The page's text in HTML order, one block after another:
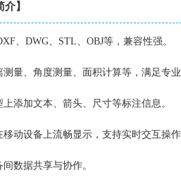
】
、DWG、STL、OBJ等，兼容性强。
量、角度测量、面积计算等，满足专业
添加文本、箭头、尺寸等标注信息。
动设备上流畅显示，支持实时交互操作
数据共享与协作。